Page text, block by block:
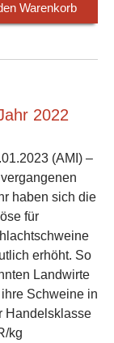
Warenkorb
2022
(AMI) –
vergangenen
haben sich die
für
erhöht. So
Landwirte
ihre Schweine in
Handelsklasse
kg